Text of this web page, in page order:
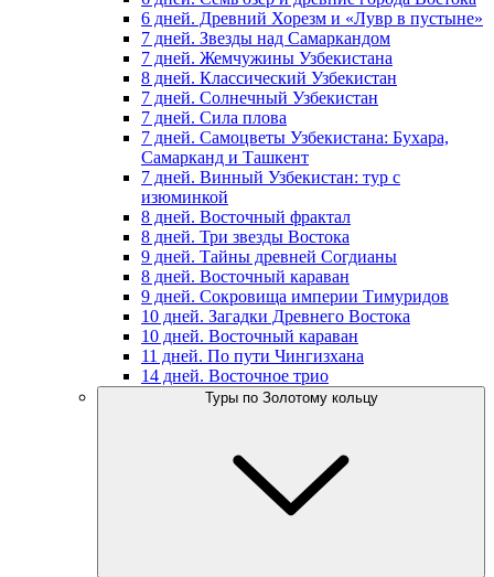
6 дней. Древний Хорезм и «Лувр в пустыне»
7 дней. Звезды над Самаркандом
7 дней. Жемчужины Узбекистана
8 дней. Классический Узбекистан
7 дней. Солнечный Узбекистан
7 дней. Сила плова
7 дней. Самоцветы Узбекистана: Бухара,
Самарканд и Ташкент
7 дней. Винный Узбекистан: тур с
изюминкой
8 дней. Восточный фрактал
8 дней. Три звезды Востока
9 дней. Тайны древней Согдианы
8 дней. Восточный караван
9 дней. Сокровища империи Тимуридов
10 дней. Загадки Древнего Востока
10 дней. Восточный караван
11 дней. По пути Чингизхана
14 дней. Восточное трио
Туры по Золотому кольцу